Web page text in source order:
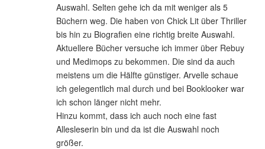
Auswahl. Selten gehe ich da mit weniger als 5
Büchern weg. Die haben von Chick Lit über Thriller
bis hin zu Biografien eine richtig breite Auswahl.
Aktuellere Bücher versuche ich immer über Rebuy
und Medimops zu bekommen. Die sind da auch
meistens um die Hälfte günstiger. Arvelle schaue
ich gelegentlich mal durch und bei Booklooker war
ich schon länger nicht mehr.
Hinzu kommt, dass ich auch noch eine fast
Allesleserin bin und da ist die Auswahl noch
größer.